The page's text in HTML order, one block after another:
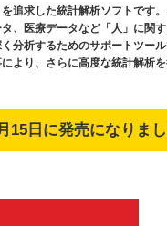
追求した統計解析ソフトです
、医療データなど「人」に関
分析するためのサポートツー
より、さらに高度な統計解析
15日に発売になりまし